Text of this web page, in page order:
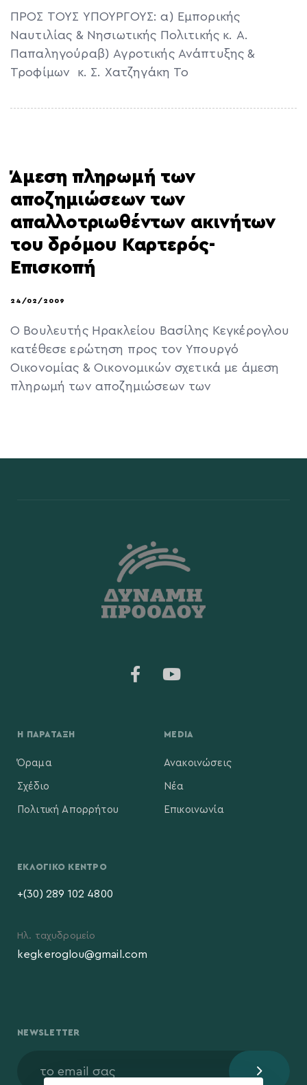
ΠΡΟΣ ΤΟΥΣ ΥΠΟΥΡΓΟΥΣ: α) Εμπορικής
Ναυτιλίας & Νησιωτικής Πολιτικής κ. Α.
Παπαληγούραβ) Αγροτικής Ανάπτυξης &
Τροφίμων κ. Σ. Χατζηγάκη Το
Άμεση πληρωμή των
αποζημιώσεων των
απαλλοτριωθέντων ακινήτων
του δρόμου Καρτερός-
Επισκοπή
24/02/2009
Ο Βουλευτής Ηρακλείου Βασίλης Κεγκέρογλου
κατέθεσε ερώτηση προς τον Υπουργό
Οικονομίας & Οικονομικών σχετικά με άμεση
πληρωμή των αποζημιώσεων των
Η ΠΑΡΆΤΑΞΗ
Όραμα
Σχέδιο
Πολιτική Απορρήτου
MEDIA
Ανακοινώσεις
Νέα
Επικοινωνία
ΕΚΛΟΓΙΚΌ ΚΈΝΤΡΟ
+(30) 289 102 4800
Ηλ. ταχυδρομείο
kegkeroglou@gmail.com
NEWSLETTER